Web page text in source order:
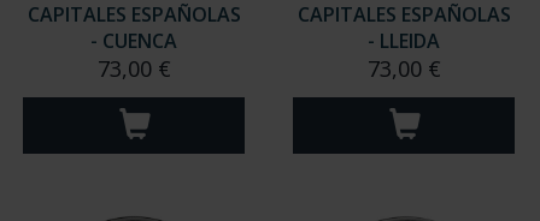
CAPITALES ESPAÑOLAS
- CUENCA
73,00 €
CAPITALES ESPAÑOLAS
- LLEIDA
73,00 €